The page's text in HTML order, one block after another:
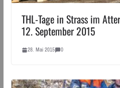
THL-Tage in Strass im
12. September 2015
28. Mai 2015 0